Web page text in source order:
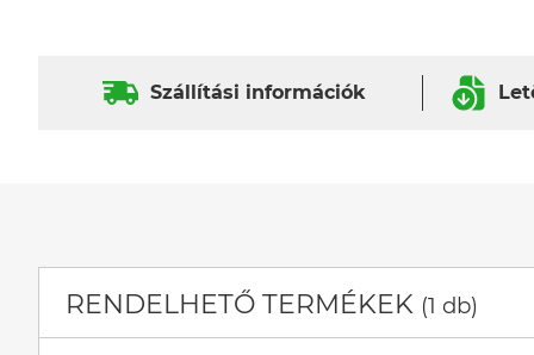
Szállítási információk
RENDELHETŐ TERMÉKEK (1 db)